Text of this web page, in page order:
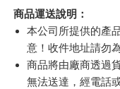
商品運送說明：
本公司所提供的產
意！收件地址請勿
商品將由廠商透過
無法送達，經電話